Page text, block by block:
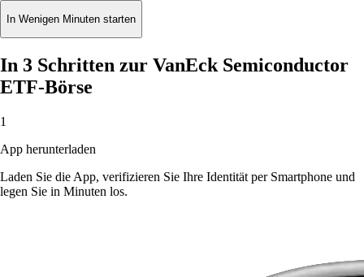
In Wenigen Minuten starten
In 3 Schritten zur VanEck Semiconductor
ETF-Börse
1
App herunterladen
Laden Sie die App, verifizieren Sie Ihre Identität per Smartphone und
legen Sie in Minuten los.